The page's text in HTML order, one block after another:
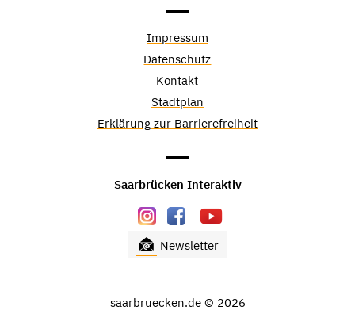
Impressum
Datenschutz
Kontakt
Stadtplan
Erklärung zur Barrierefreiheit
Saarbrücken Interaktiv
Newsletter
saarbruecken.de © 2026